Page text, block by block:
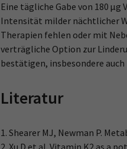
Eine tägliche Gabe von 180
Intensität milder nächtlicher
Therapien fehlen oder mit
verträgliche Option zur
bestätigen, insbesondere
Literatur
1. Shearer MJ, Newman P.
2. Xu D et al. Vitamin K2 as a